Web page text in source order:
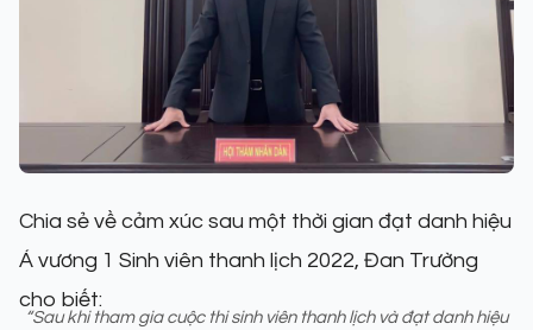
Chia sẻ về cảm xúc sau một thời gian đạt danh hiệu
Á vương 1 Sinh viên thanh lịch 2022, Đan Trường
cho biết:
“Sau khi tham gia cuộc thi sinh viên thanh lịch và đạt danh hiệu